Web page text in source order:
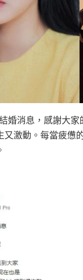
婚消息，感謝大
又激動。每當疲憊